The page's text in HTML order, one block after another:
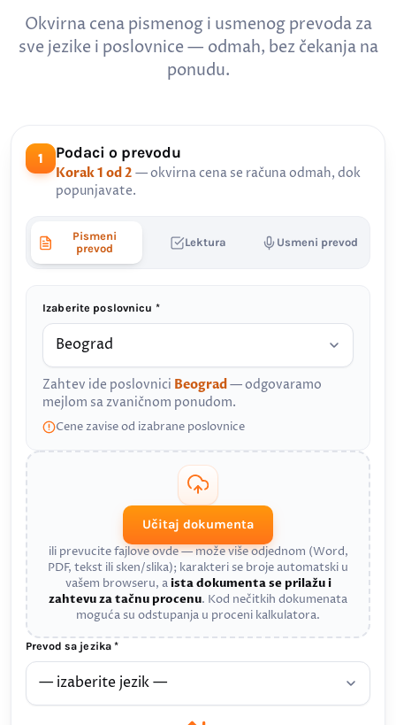
Okvirna cena pismenog i usmenog prevoda za
sve jezike i poslovnice — odmah, bez čekanja na
ponudu.
1 Podaci o prevodu
Korak 1 od 2 — okvirna cena se računa odmah, dok
popunjavate.
Pismeni
prevod
Lektura Usmeni prevod
Izaberite poslovnicu *
Zahtev ide poslovnici Beograd— odgovaramo
mejlom sa zvaničnom ponudom.
Cene zavise od izabrane poslovnice
Učitaj dokumenta
ili prevucite fajlove ovde — može više odjednom (Word,
PDF, tekst ili sken/slika); karakteri se broje automatski u
vašem browseru, aista dokumenta se prilažu i
zahtevu za tačnu procenu. Kod nečitkih dokumenata
moguća su odstupanja u proceni kalkulatora.
Prevod sa jezika *